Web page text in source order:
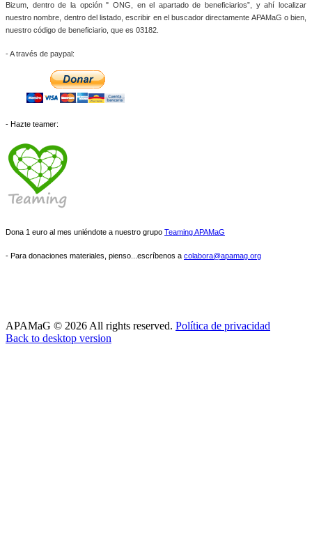
Bizum, dentro de la opción " ONG, en el apartado de beneficiarios”, y ahí localizar
nuestro nombre, dentro del listado, escribir en el buscador directamente APAMaG o bien,
nuestro código de beneficiario, que es 03182.
- A través de paypal:
- Hazte teamer:
Dona 1 euro al mes uniéndote a nuestro grupo Teaming APAMaG
- Para donaciones materiales, pienso...escríbenos a colabora@apamag.org
APAMaG © 2026 All rights reserved. Política de privacidad
Back to desktop version